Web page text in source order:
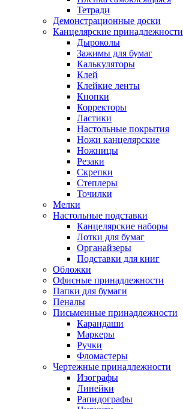
Тетради
Демонстрационные доски
Канцелярские принадлежности
Дыроколы
Зажимы для бумаг
Калькуляторы
Клей
Клейкие ленты
Кнопки
Корректоры
Ластики
Настольные покрытия
Ножи канцелярские
Ножницы
Резаки
Скрепки
Степлеры
Точилки
Мелки
Настольные подставки
Канцелярские наборы
Лотки для бумаг
Органайзеры
Подставки для книг
Обложки
Офисные принадлежности
Папки для бумаги
Пеналы
Письменные принадлежности
Карандаши
Маркеры
Ручки
Фломастеры
Чертежные принадлежности
Изографы
Линейки
Рапидографы